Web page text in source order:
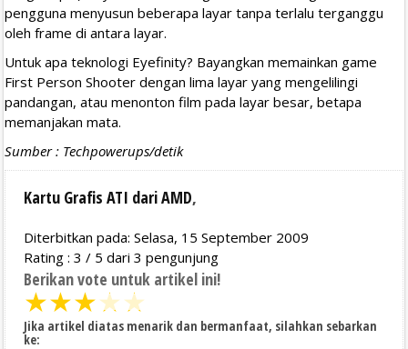
pengguna menyusun beberapa layar tanpa terlalu terganggu
oleh frame di antara layar.
Untuk apa teknologi Eyefinity? Bayangkan memainkan game
First Person Shooter dengan lima layar yang mengelilingi
pandangan, atau menonton film pada layar besar, betapa
memanjakan mata.
Sumber : Techpowerups/detik
Kartu Grafis ATI dari AMD,
Diterbitkan pada: Selasa, 15 September 2009
Rating : 3 / 5 dari 3 pengunjung
Berikan vote untuk artikel ini!
★★★★★
Jika artikel diatas menarik dan bermanfaat, silahkan sebarkan
ke: